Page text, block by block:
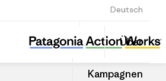
Deutsch
Anmelden
Über
Kampagnen
Maine Sport Outfitters
Diesen
Beitrag
Auf
teilen